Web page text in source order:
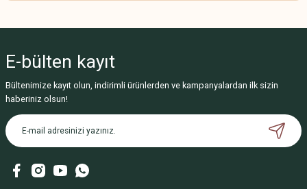
Çook çok iyi!
20 yılı aşkın zamandır böbrek sattıracak bütçeleri kozmetik
markalara geçen sene boykot sonrası yüz çevirdikten sonra
ciddi bir arayış içindeydim. Bir kaç doğal/vegan markanın bir
manasıyla hiç bir şeyleri beğenedim
E-bülten kayıt
Bültenimize kayıt olun, indirimli ürünlerden ve kampanyalardan ilk sizin
haberiniz olsun!